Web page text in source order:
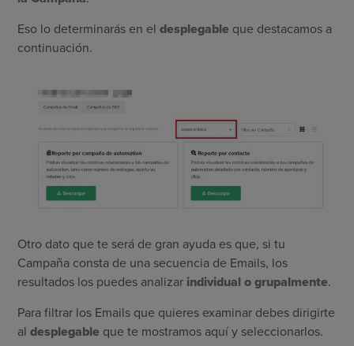
Eso lo determinarás en eldesplegable que destacamos a
continuación.
Otro dato que te será de gran ayuda es que, si tu
Campaña consta de una secuencia de Emails, los
resultados los puedes analizar individual o grupalmente.
Para filtrar los Emails que quieres examinar debes dirigirte
aldesplegable que te mostramos aquí y seleccionarlos.